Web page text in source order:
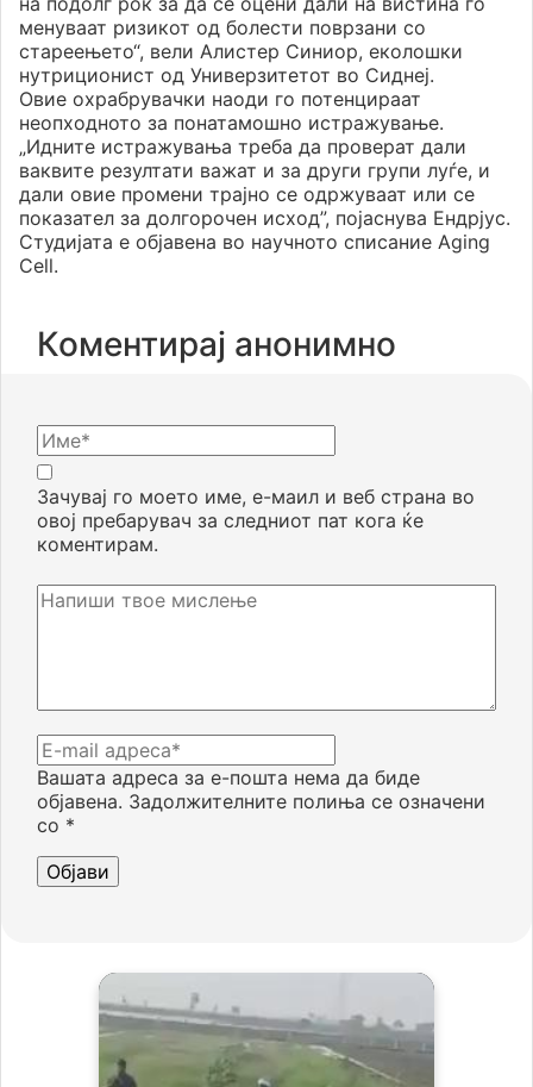
менуваат ризикот од болести поврзани со
стареењето“, вели Алистер Синиор, еколошки
нутриционист од Универзитетот во Сиднеј.
Овие охрабрувачки наоди го потенцираат
неопходното за понатамошно истражување.
„Идните истражувања треба да проверат дали
ваквите резултати важат и за други групи луѓе, и
дали овие промени трајно се одржуваат или се
показател за долгорочен исход”, појаснува Ендрјус.
Студијата е објавена во научното списание Aging
Cell.
Коментирај анонимно
Вашата адреса за е-пошта нема да биде
објавена. Задолжителните полиња се означени
со *
Зачувај го моето име, е-маил и веб страна во
овој пребарувач за следниот пат кога ќе
коментирам.